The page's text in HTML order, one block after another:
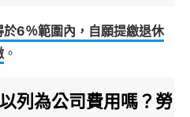
於6％範圍內，自願提繳退休
。
列為公司費用嗎？勞